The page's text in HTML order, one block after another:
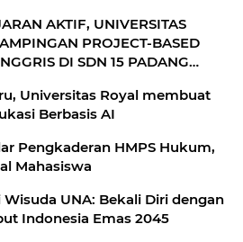
AKTIF, UNIVERSITAS
PROJECT-BASED
DI SDN 15 PADANG
Universitas Royal membuat
Berbasis AI
Pengkaderan HMPS Hukum,
Mahasiswa
UNA: Bekali Diri dengan
Indonesia Emas 2045